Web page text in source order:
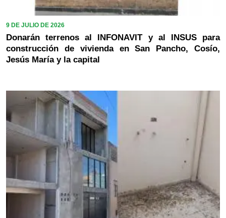
9 DE JULIO DE 2026
Donarán terrenos al INFONAVIT y al INSUS para
construcción de vivienda en San Pancho, Cosío,
Jesús María y la capital